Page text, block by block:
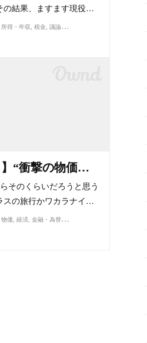
ョン・スタイル・流行 所得・年収
の結果、ますます現役…
所得・年収 税金 議論 環境
広告・宣伝・マーケティング
】“衝撃の物価…
そのくらいだろうと思う
スの旅行かワカラナイ…
物価 経済 金融・為替 国際